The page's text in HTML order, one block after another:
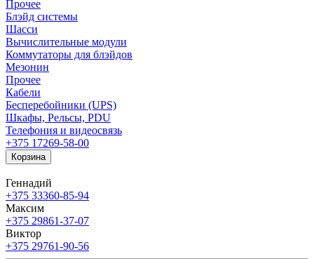
Прочее
Блэйд системы
Шасси
Вычислительные модули
Коммутаторы для блэйдов
Мезонин
Прочее
Кабели
Бесперебойники (UPS)
Шкафы, Рельсы, PDU
Телефония и видеосвязь
+375 17269-58-00
Корзина
Геннадий
+375 33360-85-94
Максим
+375 29861-37-07
Виктор
+375 29761-90-56